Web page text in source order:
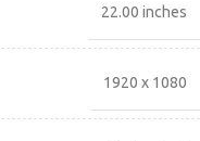
22.00 inches
1920 x 1080